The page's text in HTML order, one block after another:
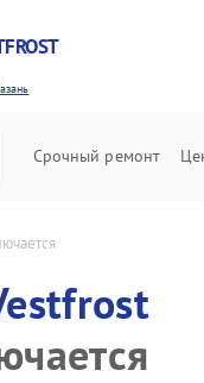
Срочный ремонт